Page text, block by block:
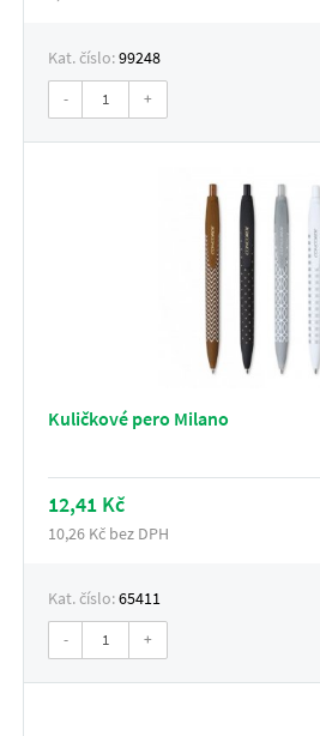
Kat. číslo:99248
- +
Kuličkové pero Milano
12,41 Kč
10,26 Kč bez DPH
Kat. číslo:65411
- +